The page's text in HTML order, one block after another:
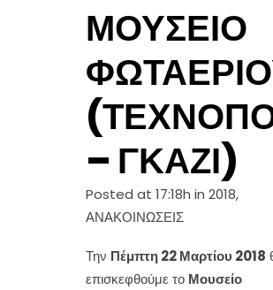
ΜΟΥΣΕΊΟ
– ΓΚΆΖΙ)
Posted at 17:18h in 2018,
ΑΝΑΚΟΙΝΩΣΕΙΣ
Την Πέμπτη 22 Μαρτίου 2018
επισκεφθούμε το Μουσείο